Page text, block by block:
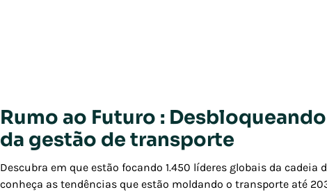
Rumo ao Futuro :
da gestão de transporte
Descubra em que estão focando 1.450 líderes globais da cadeia
conheça as tendências que estão moldando o transporte até